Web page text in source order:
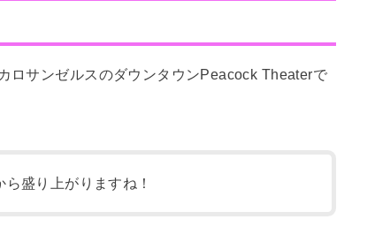
ロサンゼルスのダウンタウンPeacock Theaterで
盛り上がりますね！